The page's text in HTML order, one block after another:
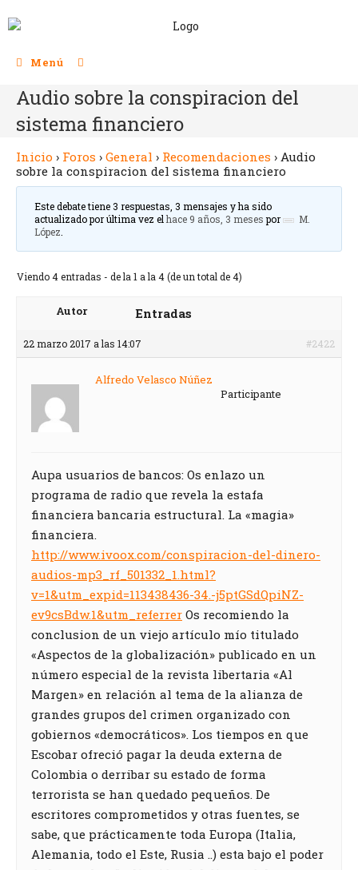
Menú
Audio sobre la conspiracion del
sistema financiero
Inicio › Foros › General › Recomendaciones › Audio
sobre la conspiracion del sistema financiero
Este debate tiene 3 respuestas, 3 mensajes y ha sido
actualizado por última vez el hace 9 años, 3 mesespor
M.
López
Viendo 4 entradas - de la 1 a la 4 (de un total de 4)
Autor Entradas
22 marzo 2017 a las 14:07 #2422
Alfredo Velasco Núñez
Participante
Aupa usuarios de bancos: Os enlazo un
programa de radio que revela la estafa
financiera bancaria estructural. La «magia»
financiera.
http://www.ivoox.com/conspiracion-del-dinero-
audios-mp3_rf_501332_1.html?
v=1&utm_expid=113438436-34.-j5ptGSdQpiNZ-
ev9csBdw.1&utm_referrer Os recomiendo la
conclusion de un viejo artículo mío titulado
«Aspectos de la globalización» publicado en un
número especial de la revista libertaria «Al
Margen» en relación al tema de la alianza de
grandes grupos del crimen organizado con
gobiernos «democráticos». Los tiempos en que
Escobar ofreció pagar la deuda externa de
Colombia o derribar su estado de forma
terrorista se han quedado pequeños. De
escritores comprometidos y otras fuentes, se
sabe, que prácticamente toda Europa (Italia,
Alemania, todo el Este, Rusia ..) esta bajo el poder